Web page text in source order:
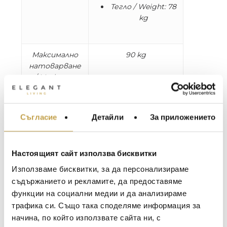
Съгласие Детайли За приложението
Настоящият сайт използва бисквитки
Използваме бисквитки, за да персонализираме
съдържанието и рекламите, да предоставяме
функции на социални медии и да анализираме
трафика си. Също така споделяме информация за
начина, по който използвате сайта ни, с
Тегло / Weight: 78
kg
Максимално
натоварване
/ Maximum
weight load
90 kg
* Наш консултант ще се свърже с Вас за
Нашият модулен диван Hunter ви кани да
пренаредите елементите му.
Експериментирайте с различните части
и цветове и създайте своя перфектен
свободностоящ диван. Забавлявайте се и
променяйте композицията си всеки ден.
МЕБЕЛИ ЗА ДОМА И
ЗА МАСАТА
ТЕКСТИЛ ЗА ДОМА
АРОМАТИ ЗА ДОМА
BACCARAT
TOM DIXON
MICHAEL ARAM